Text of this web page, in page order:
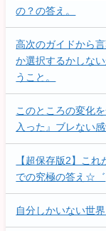
の？の答え。
高次のガイドから
か選択するかしな
うこと。
このところの変化
入った』ブレない
【超保存版2】こ
での究極の答え☆゛
自分しかいない世